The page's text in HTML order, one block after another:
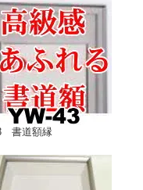
書道額縁